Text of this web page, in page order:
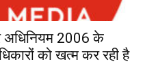
अधिनियम 2006 के
को खत्म कर रही है